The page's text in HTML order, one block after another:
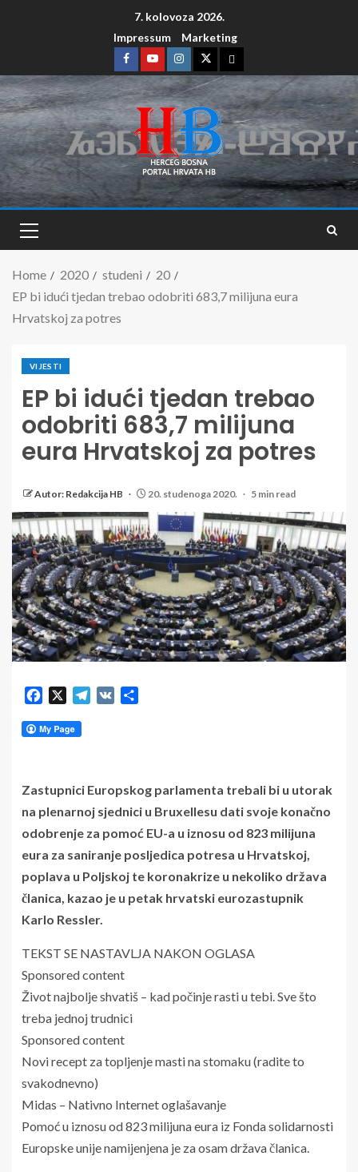
7. kolovoza 2026.
Impressum
Marketing
Home 2020 studeni
20
EP bi idući tjedan trebao odobriti 683,7 milijuna eura
Hrvatskoj za potres
VIJESTI
EP bi idući tjedan trebao
odobriti 683,7 milijuna
eura Hrvatskoj za potres
Autor: Redakcija HB 20. studenoga 2020. 5 min read
Facebook Telegram
VK
Zastupnici Europskog parlamenta trebali bi u utorak
na plenarnoj sjednici u Bruxellesu dati svoje konačno
odobrenje za pomoć EU-a u iznosu od 823 milijuna
eura za saniranje posljedica potresa u Hrvatskoj,
poplava u Poljskoj te koronakrize u nekoliko država
članica, kazao je u petak hrvatski eurozastupnik
Karlo Ressler.
TEKST SE NASTAVLJA NAKON OGLASA
Sponsored content
Život najbolje shvatiš – kad počinje rasti u tebi. Sve što
treba jednoj trudnici
Sponsored content
Novi recept za topljenje masti na stomaku (radite to
svakodnevno)
Midas – Nativno Internet oglašavanje
Pomoć u iznosu od 823 milijuna eura iz Fonda solidarnosti
Europske unije namijenjena je za osam država članica.